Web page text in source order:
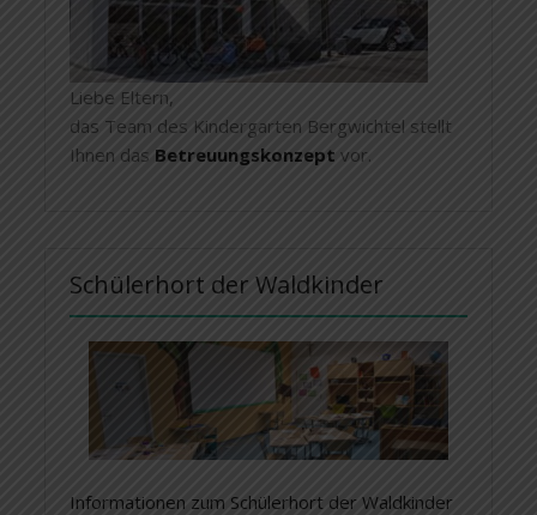
Liebe Eltern,
das Team des Kindergarten Bergwichtel stellt
Ihnen das Betreuungskonzept vor.
Schülerhort der Waldkinder
Informationen zum Schülerhort der Waldkinder